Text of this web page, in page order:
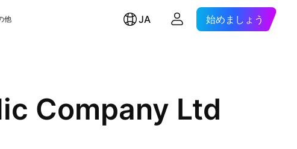
他 JA 始めましょう
Company Ltd